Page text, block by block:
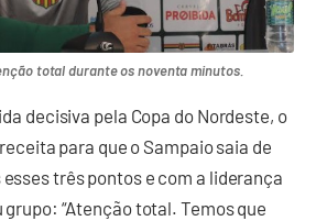
total durante os noventa minutos.
decisiva pela Copa do Nordeste, o
para que o Sampaio saia de
três pontos e com a liderança
“Atenção total. Temos que